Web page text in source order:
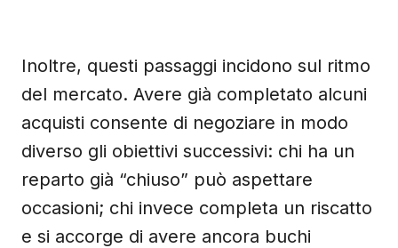
Inoltre, questi passaggi incidono sul ritmo
del mercato. Avere già completato alcuni
acquisti consente di negoziare in modo
diverso gli obiettivi successivi: chi ha un
reparto già “chiuso” può aspettare
occasioni; chi invece completa un riscatto
e si accorge di avere ancora buchi